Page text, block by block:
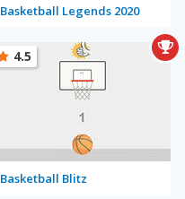
Basketball Legends 2020
Basketball Blitz
4.5